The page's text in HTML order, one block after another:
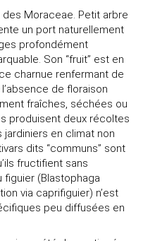
Moraceae. Petit arbre
un port naturellement
profondément
Son “fruit” est en
charnue renfermant de
de floraison
fraîches, séchées ou
produisent deux récoltes
jardiniers en climat non
dits “communs” sont
fructifient sans
(Blastophaga
via caprifiguier) n’est
peu diffusées en